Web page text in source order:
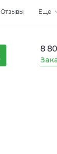
Отзывы Еще
8